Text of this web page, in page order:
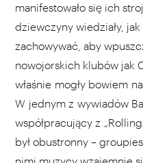
manifestowało się ich
dziewczyny wiedziały,
zachowywać, aby
nowojorskich klubów jak
właśnie mogły bowiem
W jednym z wywiadów
współpracujący z
był obustronny –